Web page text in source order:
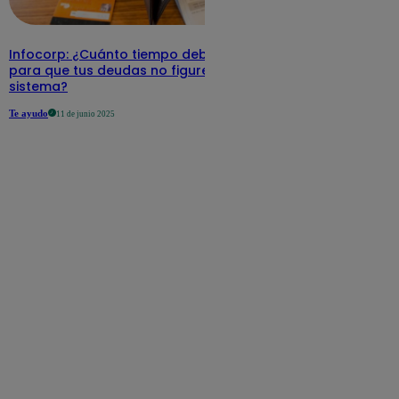
Infocorp: ¿Cuánto tiempo debe pasar
para que tus deudas no figuren en su
sistema?
Te ayudo 11 de junio 2025